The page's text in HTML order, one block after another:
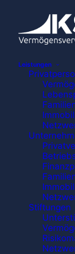
Leistungen
Stiftungen